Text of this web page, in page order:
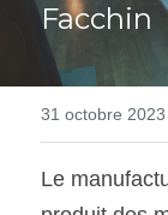
Art
Opinion
Facchin
31 octobre 2023
Le